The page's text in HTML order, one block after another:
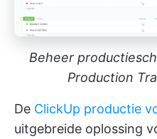
Beheer
Production
De ClickUp productie
uitgebreide oplossing